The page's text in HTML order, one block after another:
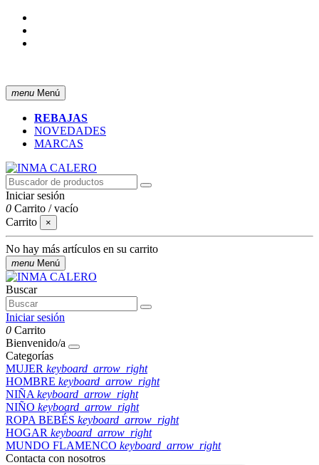
menu Menú
REBAJAS
NOVEDADES
MARCAS
Iniciar sesión
0 Carrito /vacío
Carrito
×
No hay más artículos en su carrito
menu Menú
Buscar
Iniciar sesión
0 Carrito
Bienvenido/a
Categorías
MUJER keyboard_arrow_right
HOMBRE keyboard_arrow_right
NIÑA keyboard_arrow_right
NIÑO keyboard_arrow_right
ROPA BEBÉS keyboard_arrow_right
HOGAR keyboard_arrow_right
MUNDO FLAMENCO keyboard_arrow_right
Contacta con nosotros